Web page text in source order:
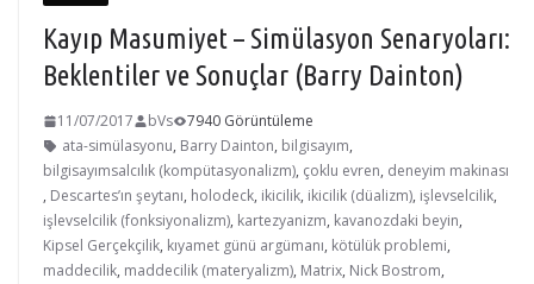
Kayıp Masumiyet – Simülasyon Senaryoları:
Beklentiler ve Sonuçlar (Barry Dainton)
11/07/2017 bVs
7940 Görüntüleme
ata-simülasyonu, Barry Dainton, bilgisayım,
bilgisayımsalcılık (kompütasyonalizm), çoklu evren, deneyim makinası
, Descartes’ın şeytanı, holodeck, ikicilik, ikicilik (düalizm), işlevselcilik,
işlevselcilik (fonksiyonalizm), kartezyanizm, kavanozdaki beyin,
Kipsel Gerçekçilik, kıyamet günü argümanı, kötülük problemi,
maddecilik, maddecilik (materyalizm), Matrix, Nick Bostrom,